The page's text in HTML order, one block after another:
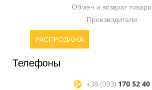
Обмен и возврат товара
Производители
РАСПРОДАЖА
Телефоны
+38 (093) 170 52 40